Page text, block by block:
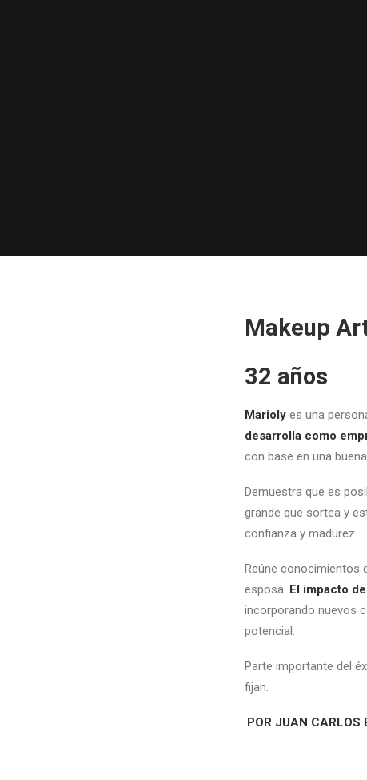
Makeup
32 años
Marioly es una
desarro­lla como
con base en una
Demuestra que es
grande que sortea y
confianza y madurez.
Reúne conocimien­tos
esposa. El impacto de
incorporando nuevos
potencial.
Parte importante del
fijan.
.POR JUAN CARLOS